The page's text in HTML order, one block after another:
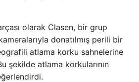
olarak Clasen, bir grup
donatılmış perili bir
atlama korku sahnelerine
şekilde atlama korkularının